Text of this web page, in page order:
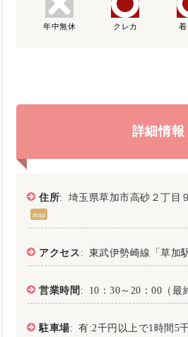
年中無休 クレカ 着
詳細情報
住所: 埼玉県草加市高砂２丁目
map
アクセス : 東武伊勢崎線「草加
営業時間 : 10：30～20：00（最
駐車場: 有:2千円以上で1時間5